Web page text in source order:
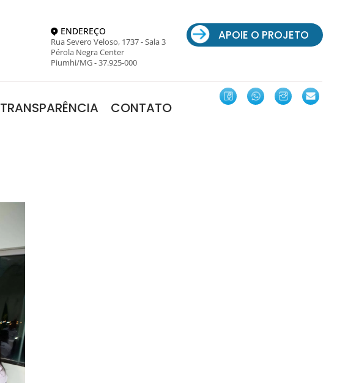
ENDEREÇO
Rua Severo Veloso, 1737 - Sala 3
Pérola Negra Center
Piumhi/MG - 37.925-000
APOIE O PROJETO
TRANSPARÊNCIA CONTATO